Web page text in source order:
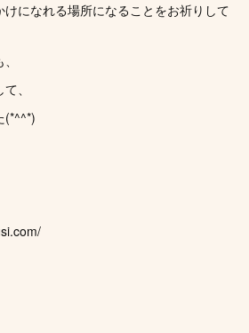
けになれる場所になることをお祈りして
、
(*^^*)